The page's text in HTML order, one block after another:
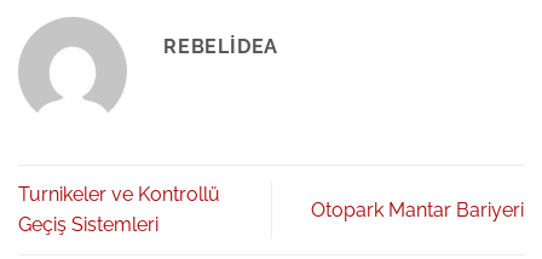
REBELIDEA
Turnikeler ve Kontrollü
Geçiş Sistemleri
Otopark Mantar Bariyeri